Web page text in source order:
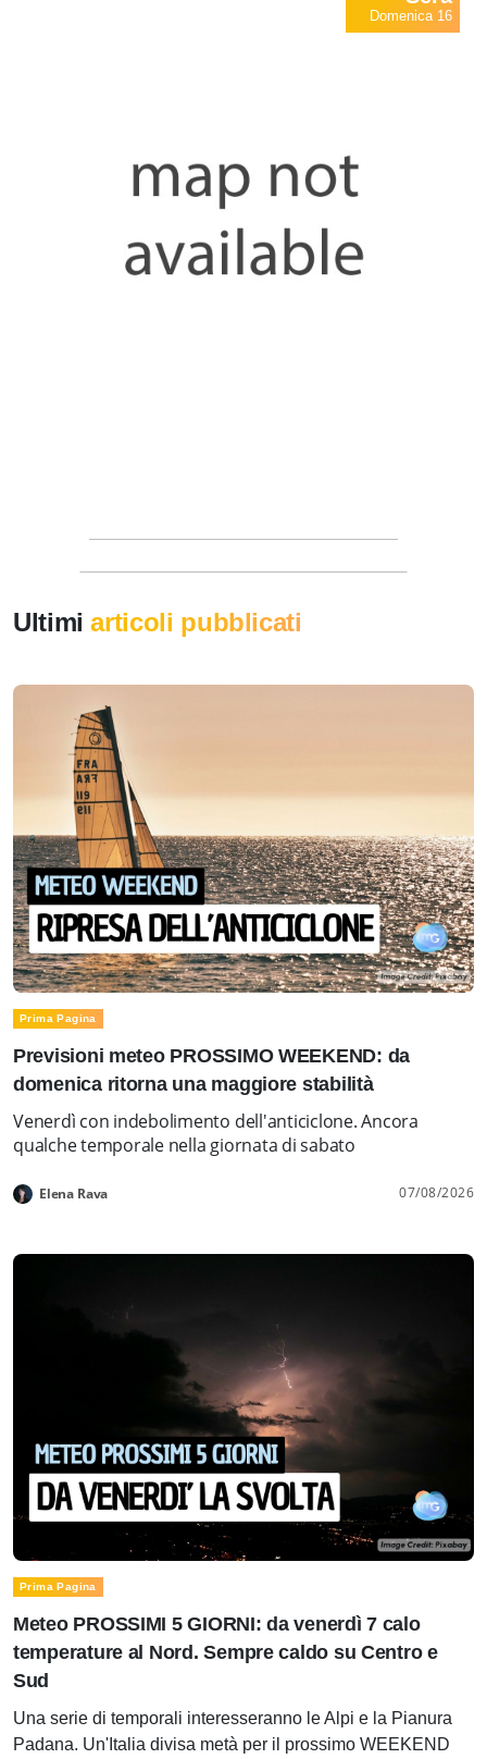
Domenica 16
Ultimiarticoli pubblicati
Prima Pagina
Previsioni meteo PROSSIMO WEEKEND: da
domenica ritorna una maggiore stabilità
Venerdì con indebolimento dell'anticiclone. Ancora
qualche temporale nella giornata di sabato
Elena Rava 07/08/2026
Prima Pagina
Meteo PROSSIMI 5 GIORNI: da venerdì 7 calo
temperature al Nord. Sempre caldo su Centro e
Sud
Una serie di temporali interesseranno le Alpi e la Pianura
Padana. Un'Italia divisa metà per il prossimo WEEKEND